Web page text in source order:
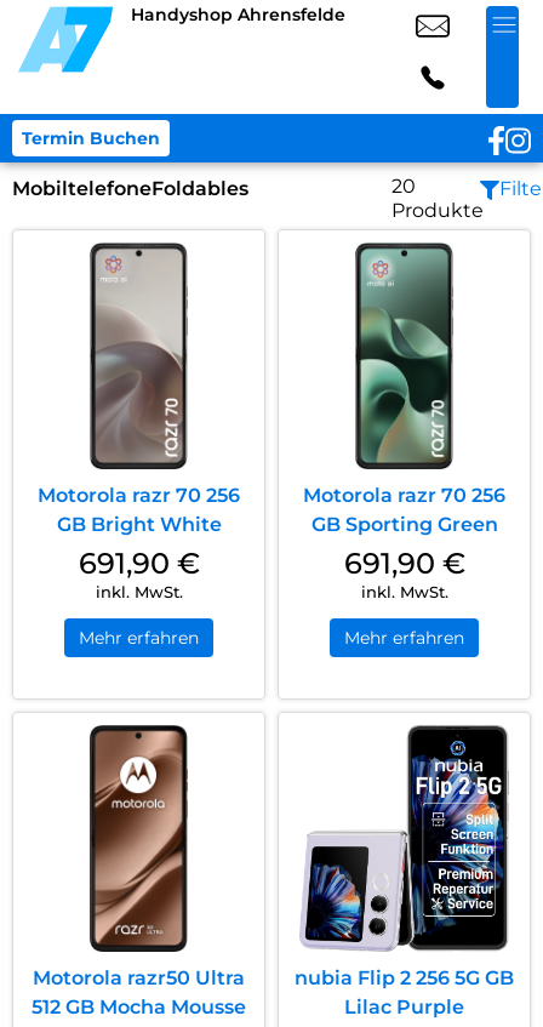
Handyshop Ahrensfelde
Termin Buchen
MobiltelefoneFoldables
20
Produkte
Motorola razr 70 256
GB Bright White
691,90 €
inkl. MwSt.
Mehr erfahren
Motorola razr 70 256
GB Sporting Green
691,90 €
inkl. MwSt.
Mehr erfahren
Motorola razr50 Ultra
512 GB Mocha Mousse
nubia Flip 2 256 5G GB
Lilac Purple